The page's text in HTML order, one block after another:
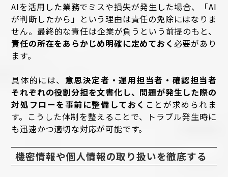
AIを活用した業務でミスや損失が発生した場合、「AI
が判断したから」という理由は責任の免除にはなりま
せん。最終的な責任は企業が負うという前提のもと、
責任の所在をあらかじめ明確に定めておく 必要があり
ます。
具体的には、 意思決定者・運用担当者・確認担当者
それぞれの役割分担を文書化し、問題が発生した際の
対処フローを事前に整備しておく ことが求められま
す。こうした体制を整えることで、トラブル発生時に
も迅速かつ適切な対応が可能です。
機密情報や個人情報の取り扱いを徹底する